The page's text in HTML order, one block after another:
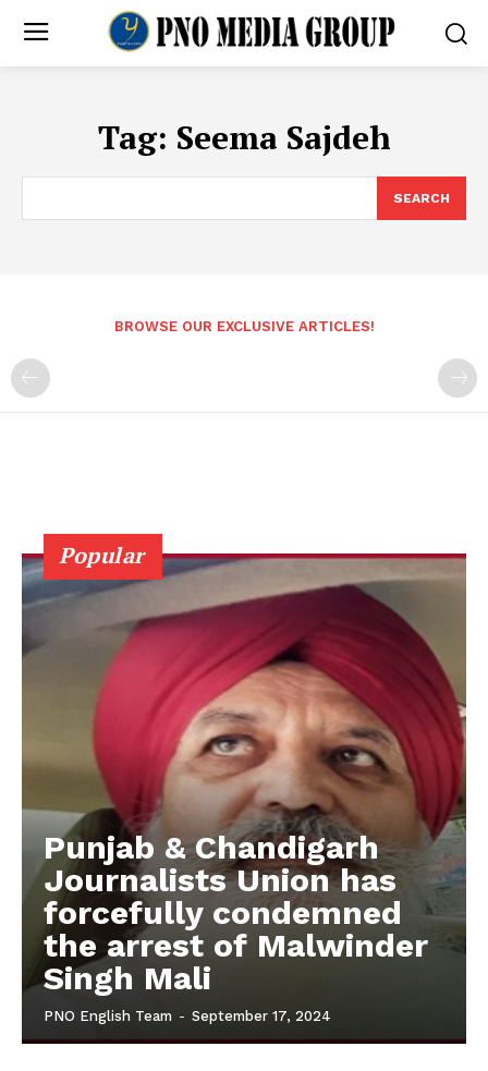
Tag: Seema Sajdeh
SEARCH
BROWSE OUR EXCLUSIVE ARTICLES!
Popular
Punjab & Chandigarh
Journalists Union has
forcefully condemned
the arrest of Malwinder
Singh Mali
PNO English Team - September 17, 2024